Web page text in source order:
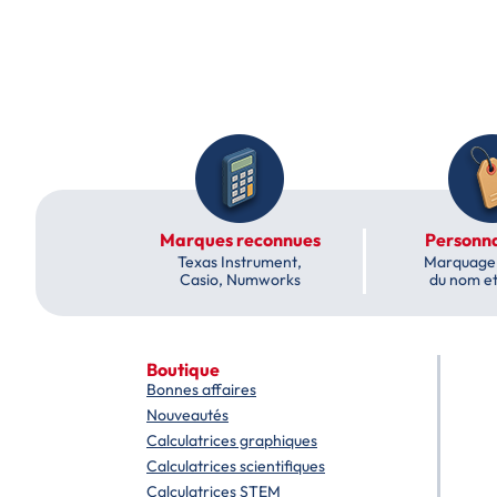
Marques reconnues
Texas Instrument,
Casio, Numworks
du nom
Boutique
Bonnes affaires
Nouveautés
Calculatrices graphiques
Calculatrices scientifiques
Calculatrices STEM